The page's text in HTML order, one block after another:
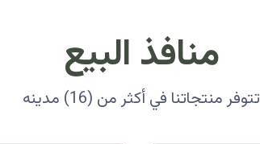
منافذ البيع
تتوفر منتجاتنا في أكثر من (16) مدينه